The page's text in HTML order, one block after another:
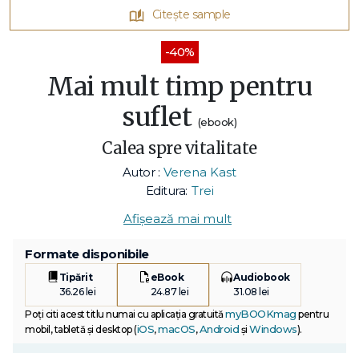
Citește sample
-40%
Mai mult timp pentru
suflet (ebook)
Calea spre vitalitate
Autor : Verena Kast
Editura: Trei
Afișează mai mult
Formate disponibile
Tipărit
36.26 lei
eBook
24.87 lei
Audiobook
31.08 lei
Poți citi acest titlu numai cu aplicația gratuitămyBOOKmag pentru
mobil, tabletă și desktop (iOS,macOS,Android și Windows).